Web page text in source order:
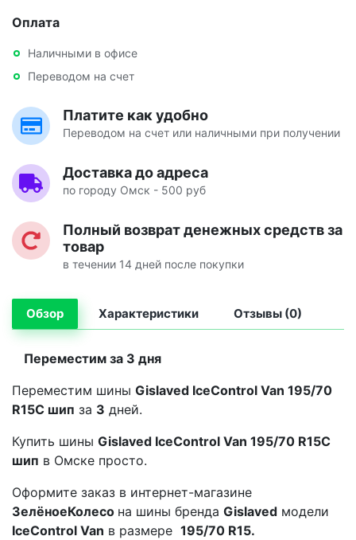
Оплата
Наличными в офисе
Переводом на счет
Платите как удобно
Переводом на счет или наличными при получении
Доставка до адреса
по городу Омск - 500 руб
Полный возврат денежных средств за
товар
в течении 14 дней после покупки
Обзор Характеристики Отзывы (0)
Переместим за 3 дня
Переместим шины Gislaved IceControl Van 195/70
R15C шип за 3 дней.
Купить шины Gislaved IceControl Van 195/70 R15C
шип в Омске просто.
Оформите заказ в интернет-магазине
ЗелёноеКолесо на шины бренда Gislaved модели
IceControl Van в размере 195/70 R15.